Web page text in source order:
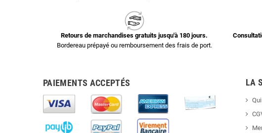
Retours de marchandises gratuits jusqu'à 180 jours.
Bordereau prépayé ou remboursement des frais de port.
PAIEMENTS ACCEPTÉS LA